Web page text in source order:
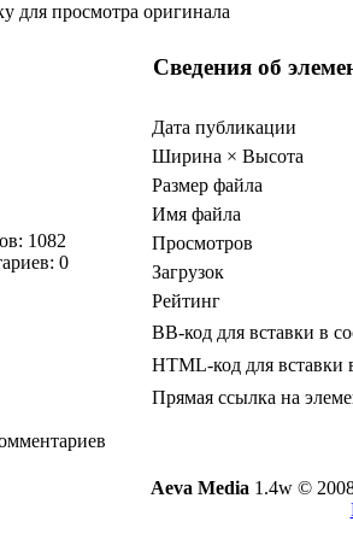
для просмотра оригинала
Сведения об
1082
0
Дата публикации
Ширина × Высота
Размер файла
Имя файла
Просмотров
Загрузок
Рейтинг
BB-код для вставки в
HTML-код для вставки
Прямая ссылка на
Aeva Media 1.4w ©